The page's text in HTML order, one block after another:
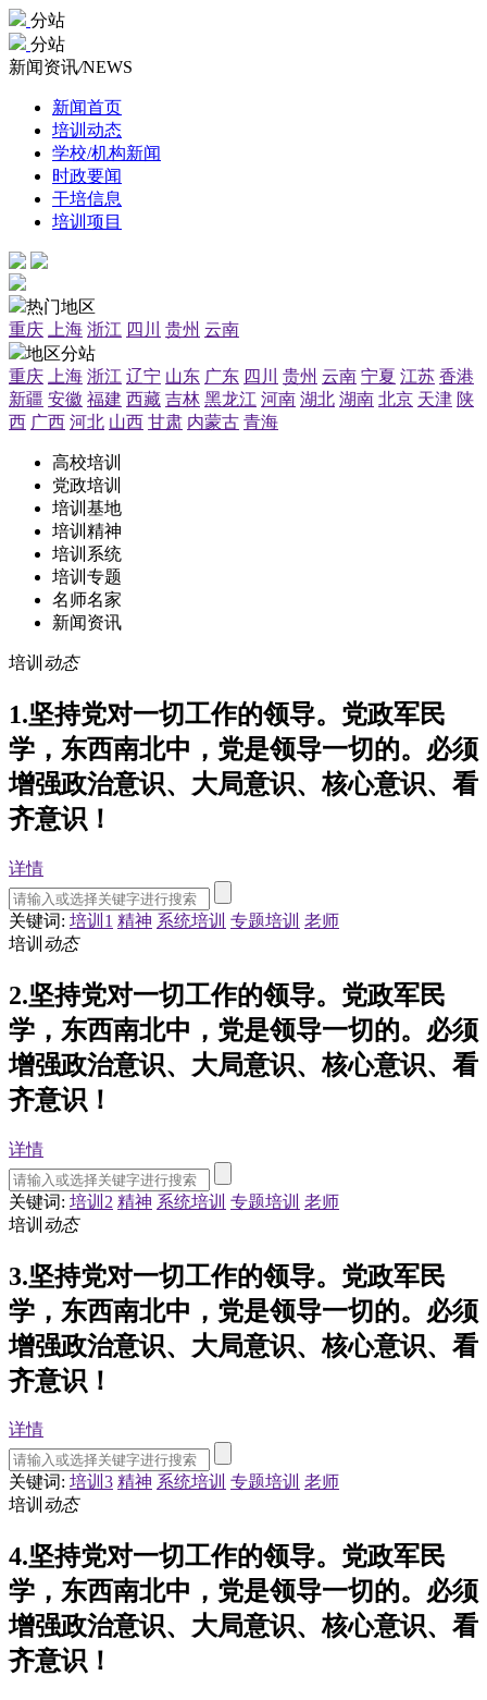
分站
分站
新闻资讯/NEWS
新闻首页
培训动态
学校/机构新闻
时政要闻
干培信息
培训项目
热门地区
重庆
上海 浙江 四川 贵州 云南
地区分站
重庆
上海 浙江 辽宁 山东 广东 四川 贵州 云南 宁夏 江苏 香港
新疆 安徽 福建 西藏 吉林 黑龙江 河南 湖北 湖南 北京 天津 陕
西 广西 河北 山西 甘肃 内蒙古 青海
高校培训
党政培训
培训基地
培训精神
培训系统
培训专题
名师名家
新闻资讯
培训 动态
1.坚持党对一切工作的领导。党政军民
学，东西南北中，党是领导一切的。必须
增强政治意识、大局意识、核心意识、看
齐意识！
详情
关键词: 培训1 精神 系统培训 专题培训 老师
培训 动态
2.坚持党对一切工作的领导。党政军民
学，东西南北中，党是领导一切的。必须
增强政治意识、大局意识、核心意识、看
齐意识！
详情
关键词: 培训2 精神 系统培训 专题培训 老师
培训 动态
3.坚持党对一切工作的领导。党政军民
学，东西南北中，党是领导一切的。必须
增强政治意识、大局意识、核心意识、看
齐意识！
详情
关键词: 培训3 精神 系统培训 专题培训 老师
培训 动态
4.坚持党对一切工作的领导。党政军民
学，东西南北中，党是领导一切的。必须
增强政治意识、大局意识、核心意识、看
齐意识！